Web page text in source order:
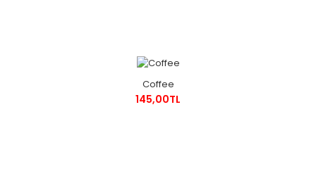
Coffee
145,00TL